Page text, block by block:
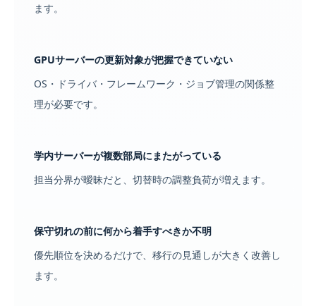
ます。
GPUサーバーの更新対象が把握できていない
OS・ドライバ・フレームワーク・ジョブ管理の関係整
理が必要です。
学内サーバーが複数部局にまたがっている
担当分界が曖昧だと、切替時の調整負荷が増えます。
保守切れの前に何から着手すべきか不明
優先順位を決めるだけで、移行の見通しが大きく改善し
ます。